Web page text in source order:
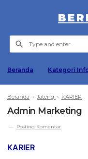
Beranda Kategori
Beranda ›Jateng › KARIER
Admin Marketing
Posting Komentar
KARIER